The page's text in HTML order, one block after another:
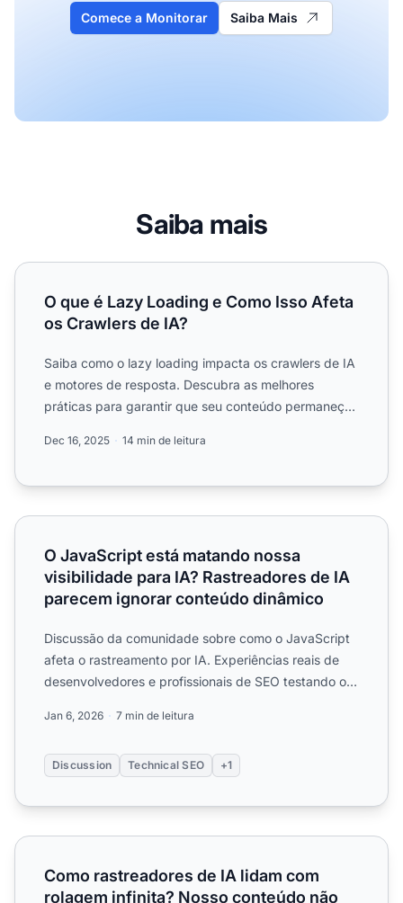
Comece a Monitorar Saiba Mais
Saiba mais
O que é Lazy Loading e Como Isso Afeta os Crawlers de
O que é Lazy Loading e Como Isso Afeta
os Crawlers de IA?
Saiba como o lazy loading impacta os crawlers de IA
e motores de resposta. Descubra as melhores
práticas para garantir que seu conteúdo permaneça
Dec 16, 2025 14 min de leitura
O JavaScript está matando nossa visibilidade para IA?
O JavaScript está matando nossa
visibilidade para IA? Rastreadores de IA
parecem ignorar conteúdo dinâmico
Discussão da comunidade sobre como o JavaScript
afeta o rastreamento por IA. Experiências reais de
desenvolvedores e profissionais de SEO testando o
Jan 6, 2026 7 min de leitura
Discussion Technical SEO +1
Como rastreadores de IA lidam com rolagem infinita?
Como rastreadores de IA lidam com
rolagem infinita? Nosso conteúdo não